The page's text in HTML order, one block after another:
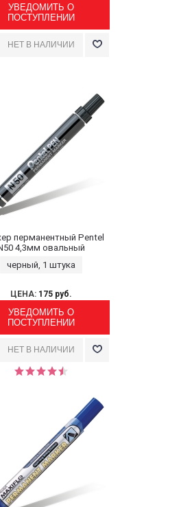
УВЕДОМИТЬ О
ПОСТУПЛЕНИИ
перманентный Pentel
4,3мм овальный
черный, 1 штука
ЦЕНА: 175 руб.
УВЕДОМИТЬ О
ПОСТУПЛЕНИИ